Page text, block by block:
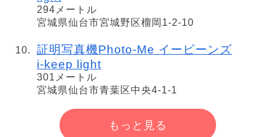
294メートル
宮城県仙台市宮城野区榴岡1-2-10
証明写真機Photo-Me イービーンズ
i-keep light
301メートル
宮城県仙台市青葉区中央4-1-1
もっと見る